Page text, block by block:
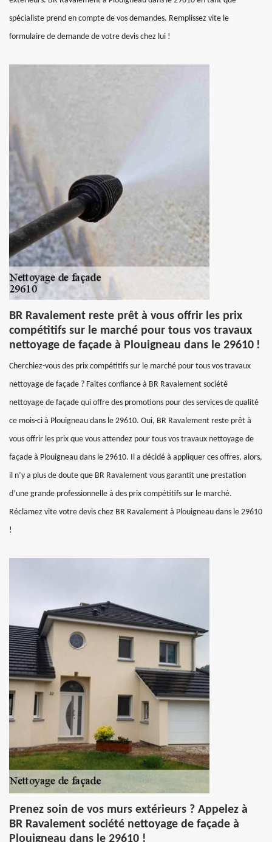
spécialiste prend en compte de vos demandes. Remplissez vite le
formulaire de demande de votre devis chez lui !
BR Ravalement reste prêt à vous offrir les prix
compétitifs sur le marché pour tous vos travaux
nettoyage de façade à Plouigneau dans le 29610 !
Cherchiez-vous des prix compétitifs sur le marché pour tous vos travaux
nettoyage de façade ? Faites confiance à BR Ravalement société
nettoyage de façade qui offre des promotions pour des services de qualité
ce mois-ci à Plouigneau dans le 29610. Oui, BR Ravalement reste prêt à
vous offrir les prix que vous attendez pour tous vos travaux nettoyage de
façade à Plouigneau dans le 29610. Il a décidé à appliquer ces offres, alors,
il n’y a plus de doute que BR Ravalement vous garantit une prestation
d’une grande professionnelle à des prix compétitifs sur le marché.
Réclamez vite votre devis chez BR Ravalement à Plouigneau dans le 29610
!
Prenez soin de vos murs extérieurs ? Appelez à
BR Ravalement société nettoyage de façade à
Plouigneau dans le 29610 !